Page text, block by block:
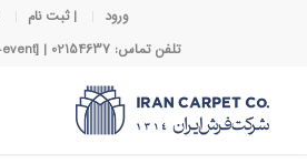
ورود | ثبت نام
تلفن تماس: 02154637 | [calender-event]